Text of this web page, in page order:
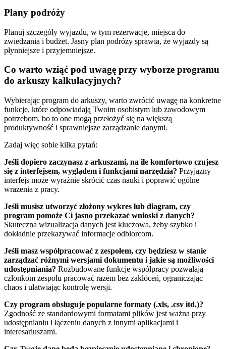
Plany podróży
Planuj szczegóły wyjazdu, w tym rezerwacje, miejsca do
zwiedzania i budżet. Jasny plan podróży sprawia, że wyjazdy są
płynniejsze i przyjemniejsze.
Co warto wziąć pod uwagę przy wyborze programu
do arkuszy kalkulacyjnych?
Wybierając program do arkuszy, warto zwrócić uwagę na konkretne
funkcje, które odpowiadają Twoim osobistym lub zawodowym
potrzebom, bo to one mogą przełożyć się na większą
produktywność i sprawniejsze zarządzanie danymi.
Zadaj więc sobie kilka pytań:
Jeśli dopiero zaczynasz z arkuszami, na ile komfortowo czujesz
się z interfejsem, wyglądem i funkcjami narzędzia? Przyjazny
interfejs może wyraźnie skrócić czas nauki i poprawić ogólne
wrażenia z pracy.
Jeśli musisz utworzyć złożony wykres lub diagram, czy
program pomoże Ci jasno przekazać wnioski z danych?
Skuteczna wizualizacja danych jest kluczowa, żeby szybko i
dokładnie przekazywać informacje odbiorcom.
Jeśli masz współpracować z zespołem, czy będziesz w stanie
zarządzać różnymi wersjami dokumentu i jakie są możliwości
udostępniania? Rozbudowane funkcje współpracy pozwalają
członkom zespołu pracować razem bez zakłóceń, ograniczając
chaos i ułatwiając kontrolę wersji.
Czy program obsługuje popularne formaty (.xls, .csv itd.)?
Zgodność ze standardowymi formatami plików jest ważna przy
udostępnianiu i łączeniu danych z innymi aplikacjami i
interesariuszami.